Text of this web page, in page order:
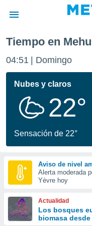
de
ha
calidad.
a este
las
y
forma
digital
basada
Tiempo en
04:51 Domingo
Nubes y claros
22°
Sensación de 22°
Aviso de nivel
Alerta moderada
Yèvre hoy
Actualidad
Los bosques
biomasa